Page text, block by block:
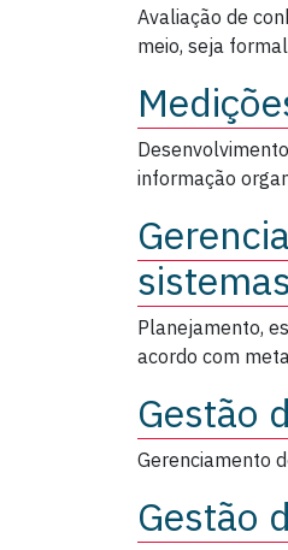
Avaliação de
meio, seja
informação
sistemas
Planejamento,
acordo com
Gestão
Gerenciamento
Gestão